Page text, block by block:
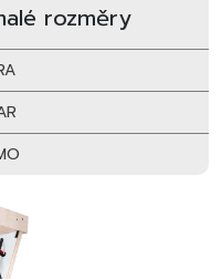
rozměry